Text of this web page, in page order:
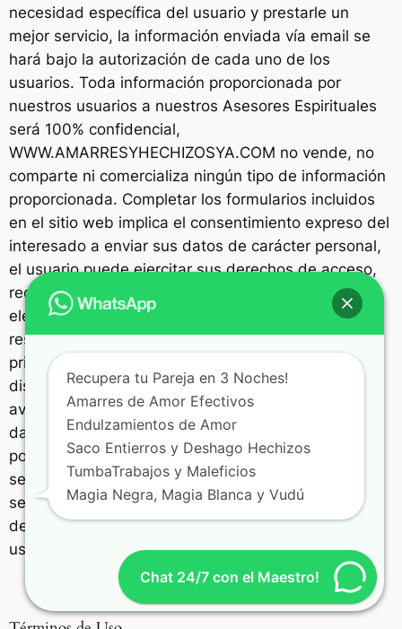
necesidad específica del usuario y prestarle un
mejor servicio, la información enviada vía email se
hará bajo la autorización de cada uno de los
usuarios. Toda información proporcionada por
nuestros usuarios a nuestros Asesores Espirituales
será 100% confidencial,
WWW.AMARRESYHECHIZOSYA.COM no vende, no
comparte ni comercializa ningún tipo de información
proporcionada. Completar los formularios incluidos
en el sitio web implica el consentimiento expreso del
interesado a enviar sus datos de carácter personal,
el usuario puede ejercitar sus derechos de acceso,
rectificación, cancelación u oposición por correo
electrónico al administrador de esta sitio. El sitio se
reserva el derecho de modificar su política de
privacidad y protección de datos de forma
discrecional, en cualquier momento y sin previo
aviso. Los cambios que afecten al tratamiento de
datos personales se comunicarán a los interesados
por correo electrónico. El uso de cualquiera de los
servicios de WWW.AMARRESYHECHIZOSYA.COM
será considerado como aceptación de los términos
de estas Políticas de Privacidad por parte del
usuario.
Chat 24/7 con el Maestro!
Recupera tu Pareja en 3 Noches!
Amarres de Amor Efectivos
Endulzamientos de Amor
Saco Entierros y Deshago Hechizos
TumbaTrabajos y Maleficios
Magia Negra, Magia Blanca y Vudú